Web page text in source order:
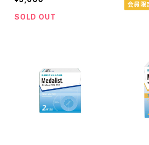
SOLD OUT
会員限